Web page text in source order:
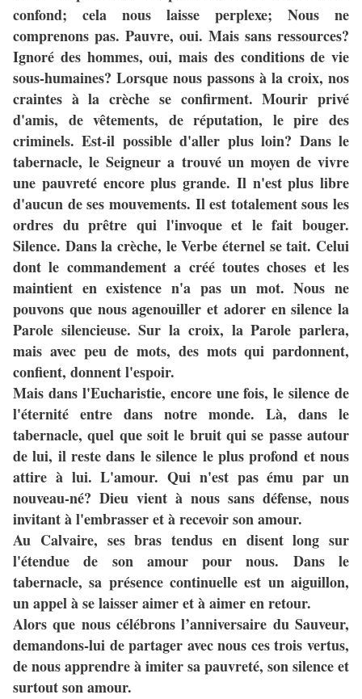
confond; cela nous laisse perplexe; Nous ne
comprenons pas. Pauvre, oui. Mais sans ressources?
Ignoré des hommes, oui, mais des conditions de vie
sous-humaines? Lorsque nous passons à la croix, nos
craintes à la crèche se confirment. Mourir privé
d'amis, de vêtements, de réputation, le pire des
criminels. Est-il possible d'aller plus loin? Dans le
tabernacle, le Seigneur a trouvé un moyen de vivre
une pauvreté encore plus grande. Il n'est plus libre
d'aucun de ses mouvements. Il est totalement sous les
ordres du prêtre qui l'invoque et le fait bouger.
Silence. Dans la crèche, le Verbe éternel se tait. Celui
dont le commandement a créé toutes choses et les
maintient en existence n'a pas un mot. Nous ne
pouvons que nous agenouiller et adorer en silence la
Parole silencieuse. Sur la croix, la Parole parlera,
mais avec peu de mots, des mots qui pardonnent,
confient, donnent l'espoir.
Mais dans l'Eucharistie, encore une fois, le silence de
l'éternité entre dans notre monde. Là, dans le
tabernacle, quel que soit le bruit qui se passe autour
de lui, il reste dans le silence le plus profond et nous
attire à lui. L'amour. Qui n'est pas ému par un
nouveau-né? Dieu vient à nous sans défense, nous
invitant à l'embrasser et à recevoir son amour.
Au Calvaire, ses bras tendus en disent long sur
l'étendue de son amour pour nous. Dans le
tabernacle, sa présence continuelle est un aiguillon,
un appel à se laisser aimer et à aimer en retour.
Alors que nous célébrons l’anniversaire du Sauveur,
demandons-lui de partager avec nous ces trois vertus,
de nous apprendre à imiter sa pauvreté, son silence et
surtout son amour.